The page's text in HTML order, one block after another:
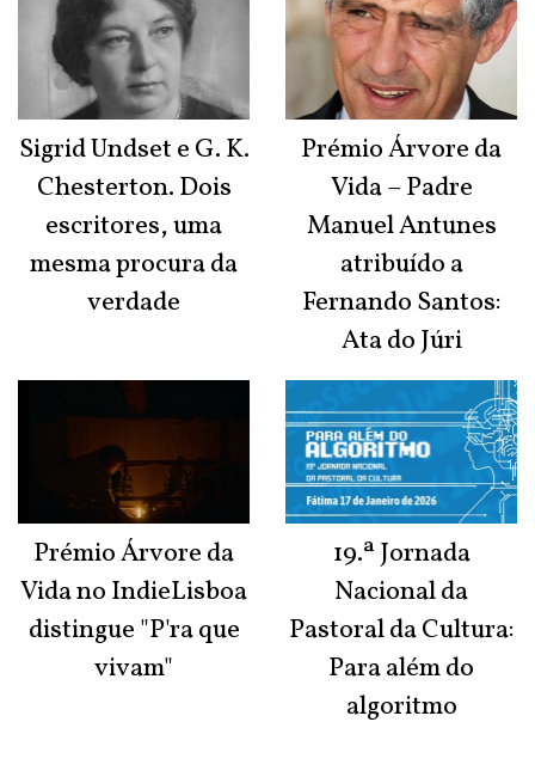
Sigrid Undset e G. K.
Chesterton. Dois
escritores, uma
mesma procura da
verdade
Prémio Árvore da
Vida no IndieLisboa
distingue "P'ra que
vivam"
Prémio Árvore da
Vida – Padre
Manuel Antunes
atribuído a
Fernando Santos:
Ata do Júri
19.ª Jornada
Nacional da
Pastoral da Cultura:
Para além do
algoritmo